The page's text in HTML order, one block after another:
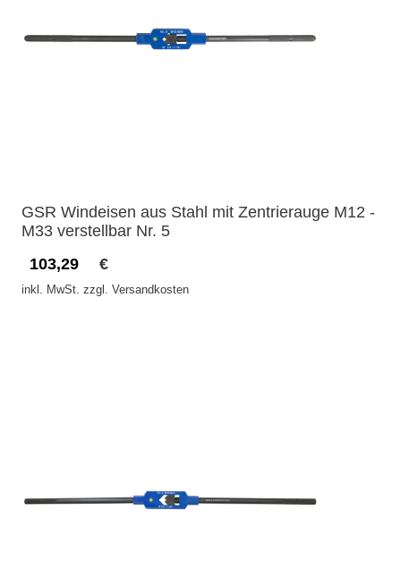
GSR Windeisen aus Stahl mit Zentrierauge M12 -
M33 verstellbar Nr. 5
103,29
€
inkl. MwSt. zzgl. Versandkosten